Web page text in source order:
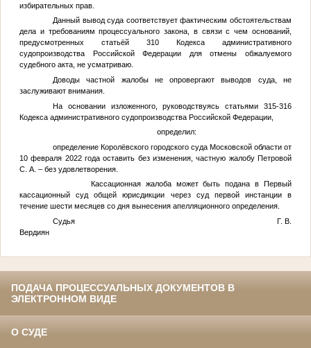
избирательных прав.
Данный вывод суда соответствует фактическим обстоятельствам
дела и требованиям процессуального закона, в связи с чем оснований,
предусмотренных статьёй 310 Кодекса административного
судопроизводства Российской Федерации для отмены обжалуемого
судебного акта, не усматриваю.
Доводы частной жалобы не опровергают выводов суда, не
заслуживают внимания.
На основании изложенного, руководствуясь статьями 315-316
Кодекса административного судопроизводства Российской Федерации,
определил:
определение Королёвского городского суда Московской области от
10 февраля 2022 года оставить без изменения, частную жалобуПетровой
С. А. – без удовлетворения.
Кассационная жалоба может быть подана в Первый
кассационный суд общей юрисдикции через суд первой инстанции в
течение шести месяцев со дня вынесения апелляционного определения.
Судья Г. В.
Вердиян
ПОДАЧА ПРОЦЕССУАЛЬНЫХ ДОКУМЕНТОВ В
ЭЛЕКТРОННОМ ВИДЕ
О СУДЕ